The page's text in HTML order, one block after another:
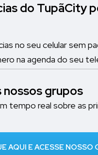
do TupãCity
no seu celular sem
na agenda do seu
grupos
tempo real sobre as
AQUI E ACESSE NOSSO